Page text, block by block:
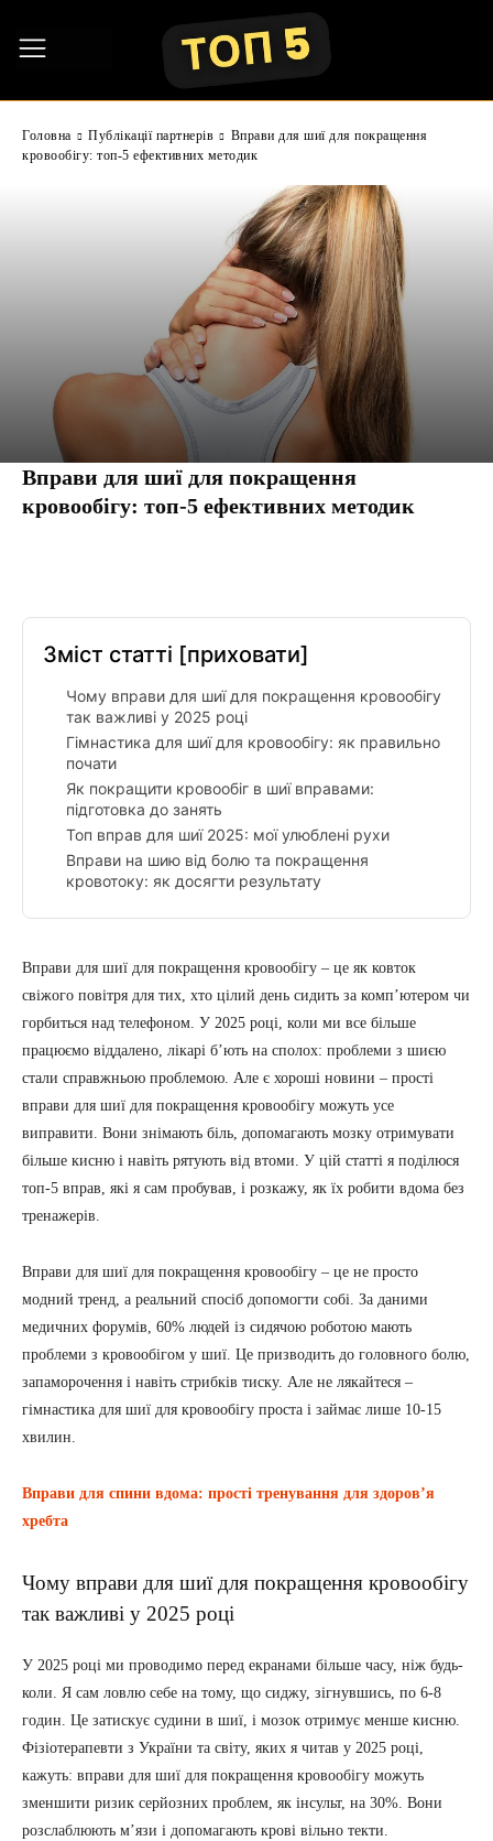
Головна Публікації партнерів
Вправи для шиї для покращення
кровообігу: топ-5 ефективних методик
Вправи для шиї для покращення
кровообігу: топ-5 ефективних методик
Зміст статті [приховати]
Чому вправи для шиї для покращення кровообігу
так важливі у 2025 році
Гімнастика для шиї для кровообігу: як правильно
почати
Як покращити кровообіг в шиї вправами:
підготовка до занять
Топ вправ для шиї 2025: мої улюблені рухи
Вправи на шию від болю та покращення
кровотоку: як досягти результату
Вправи для шиї для покращення кровообігу – це як ковток
свіжого повітря для тих, хто цілий день сидить за комп’ютером чи
горбиться над телефоном. У 2025 році, коли ми все більше
працюємо віддалено, лікарі б’ють на сполох: проблеми з шиєю
стали справжньою проблемою. Але є хороші новини – прості
вправи для шиї для покращення кровообігу можуть усе
виправити. Вони знімають біль, допомагають мозку отримувати
більше кисню і навіть рятують від втоми. У цій статті я поділюся
топ-5 вправ, які я сам пробував, і розкажу, як їх робити вдома без
тренажерів.
Вправи для шиї для покращення кровообігу – це не просто
модний тренд, а реальний спосіб допомогти собі. За даними
медичних форумів, 60% людей із сидячою роботою мають
проблеми з кровообігом у шиї. Це призводить до головного болю,
запаморочення і навіть стрибків тиску. Але не лякайтеся –
гімнастика для шиї для кровообігу проста і займає лише 10-15
хвилин.
Вправи для спини вдома: прості тренування для здоров’я
хребта
Чому вправи для шиї для покращення кровообігу
так важливі у 2025 році
У 2025 році ми проводимо перед екранами більше часу, ніж будь-
коли. Я сам ловлю себе на тому, що сиджу, зігнувшись, по 6-8
годин. Це затискує судини в шиї, і мозок отримує менше кисню.
Фізіотерапевти з України та світу, яких я читав у 2025 році,
кажуть: вправи для шиї для покращення кровообігу можуть
зменшити ризик серйозних проблем, як інсульт, на 30%. Вони
розслаблюють м’язи і допомагають крові вільно текти.